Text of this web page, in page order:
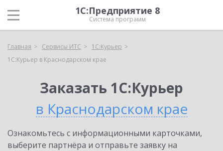
1С:Предприятие 8
Система программ
Главная Сервисы ИТС
1С:Курьер
1С:Курьер в Краснодарском крае
Заказать 1С:Курьер
в Краснодарском крае
Ознакомьтесь с информационными карточками,
выберите партнёра и отправьте заявку на